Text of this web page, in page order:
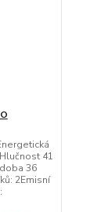
41
36
2Emisní